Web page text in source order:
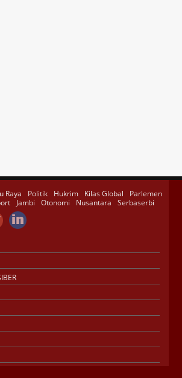
Raya Politik Hukrim Kilas Global
Parlemen
Jambi Otonomi Nusantara Serbaserbi